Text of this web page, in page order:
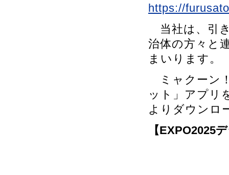
https://
当社は、引
治体の方々と
まいります。
ミャクーン
ット」アプリ
よりダウンロ
【EXPO2025